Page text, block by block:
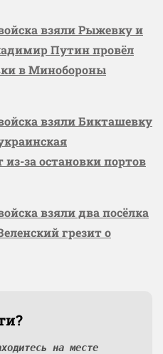
взяли Рыжевку и
Путин провёл
в Минобороны
взяли Бикташевку
за остановки портов
взяли два посёлка
грезит о
на месте